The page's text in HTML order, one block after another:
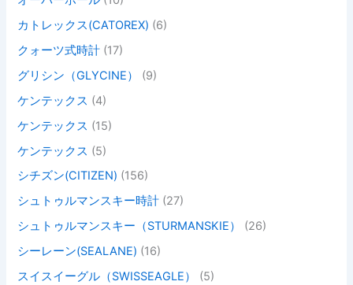
カトレックス(CATOREX) (6)
クォーツ式時計 (17)
グリシン（GLYCINE）
(9)
ケンテックス (4)
ケンテックス (15)
ケンテックス (5)
シチズン(CITIZEN) (156)
シュトゥルマンスキー時計 (27)
シュトゥルマンスキー（STURMANSKIE）
(26)
シーレーン(SEALANE) (16)
スイスイーグル（SWISSEAGLE）
(5)